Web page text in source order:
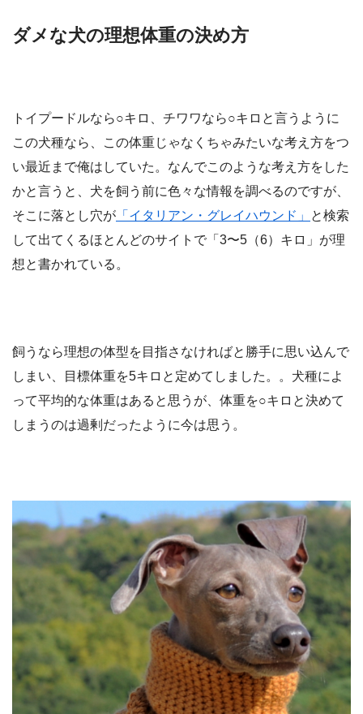
ダメな犬の理想体重の決め方
トイプードルなら○キロ、チワワなら○キロと言うように
この犬種なら、この体重じゃなくちゃみたいな考え方をつ
い最近まで俺はしていた。なんでこのような考え方をした
かと言うと、犬を飼う前に色々な情報を調べるのですが、
そこに落とし穴が 「イタリアン・グレイハウンド」
と検索
して出てくるほとんどのサイトで「3〜5（6）キロ」が理
想と書かれている。
飼うなら理想の体型を目指さなければと勝手に思い込んで
しまい、目標体重を5キロと定めてしました。。犬種によ
って平均的な体重はあると思うが、体重を○キロと決めて
しまうのは過剰だったように今は思う。